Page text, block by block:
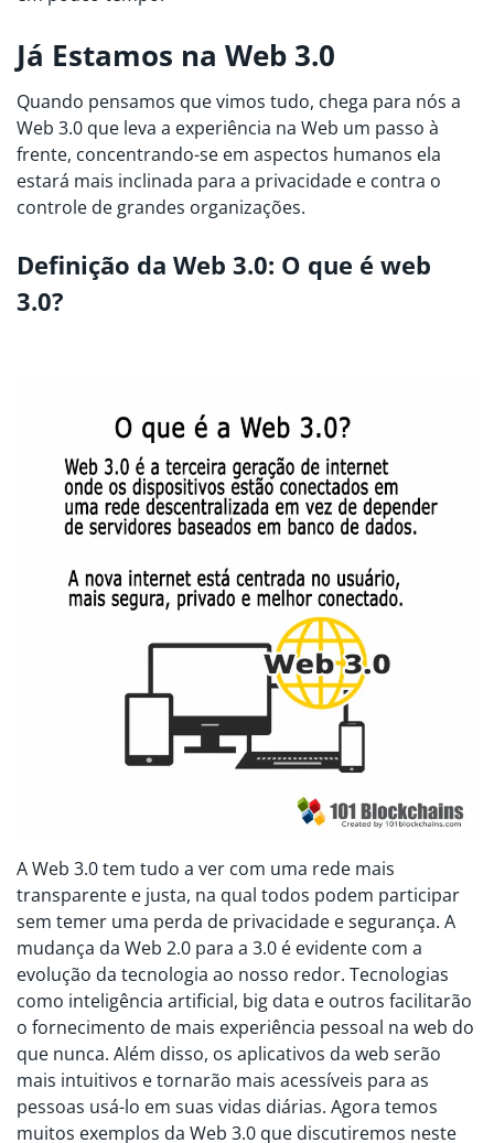
Já Estamos na Web 3.0
Quando pensamos que vimos tudo, chega para nós a
Web 3.0 que leva a experiência na Web um passo à
frente, concentrando-se em aspectos humanos ela
estará mais inclinada para a privacidade e contra o
controle de grandes organizações.
Definição da Web 3.0: O que é web
3.0?
A Web 3.0 tem tudo a ver com uma rede mais
transparente e justa, na qual todos podem participar
sem temer uma perda de privacidade e segurança. A
mudança da Web 2.0 para a 3.0 é evidente com a
evolução da tecnologia ao nosso redor. Tecnologias
como inteligência artificial, big data e outros facilitarão
o fornecimento de mais experiência pessoal na web do
que nunca. Além disso, os aplicativos da web serão
mais intuitivos e tornarão mais acessíveis para as
pessoas usá-lo em suas vidas diárias. Agora temos
muitos exemplos da Web 3.0 que discutiremos neste